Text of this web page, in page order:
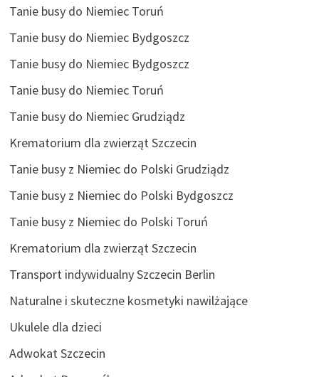
Tanie busy do Niemiec Toruń
Tanie busy do Niemiec Bydgoszcz
Tanie busy do Niemiec Bydgoszcz
Tanie busy do Niemiec Toruń
Tanie busy do Niemiec Grudziądz
Krematorium dla zwierząt Szczecin
Tanie busy z Niemiec do Polski Grudziądz
Tanie busy z Niemiec do Polski Bydgoszcz
Tanie busy z Niemiec do Polski Toruń
Krematorium dla zwierząt Szczecin
Transport indywidualny Szczecin Berlin
Naturalne i skuteczne kosmetyki nawilżające
Ukulele dla dzieci
Adwokat Szczecin